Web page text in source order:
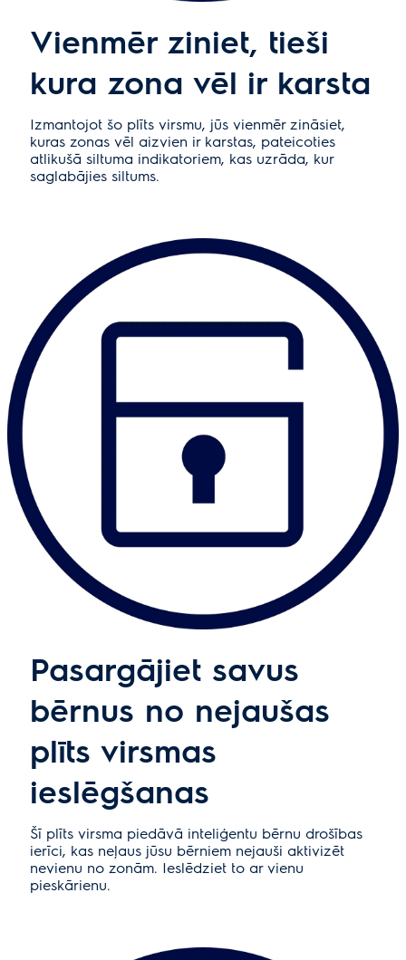
Vienmēr ziniet, tieši
kura zona vēl ir karsta
Izmantojot šo plīts virsmu, jūs vienmēr zināsiet,
kuras zonas vēl aizvien ir karstas, pateicoties
atlikušā siltuma indikatoriem, kas uzrāda, kur
saglabājies siltums.
Pasargājiet savus
bērnus no nejaušas
plīts virsmas
ieslēgšanas
Šī plīts virsma piedāvā inteliģentu bērnu drošības
ierīci, kas neļaus jūsu bērniem nejauši aktivizēt
nevienu no zonām. Ieslēdziet to ar vienu
pieskārienu.